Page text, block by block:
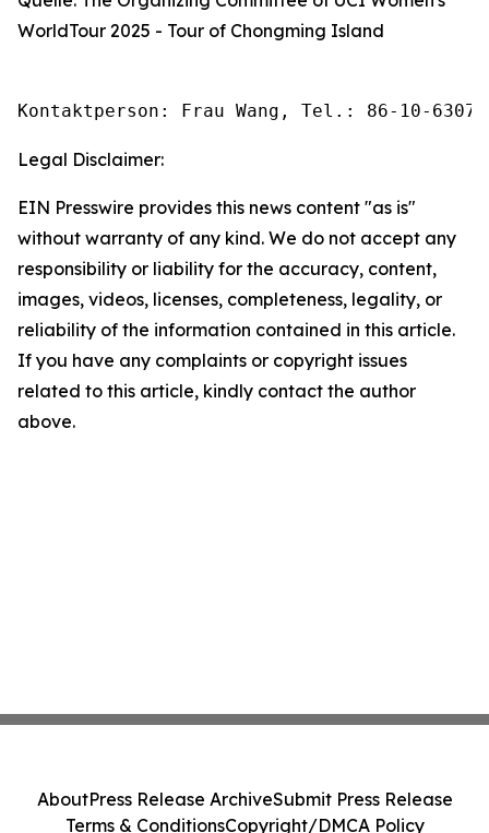
WorldTour 2025 - Tour of Chongming Island
Kontaktperson: Frau Wang, Tel.: 86-10-
Legal Disclaimer:
EIN Presswire provides this news content "as is"
without warranty of any kind. We do not accept any
responsibility or liability for the accuracy, content,
images, videos, licenses, completeness, legality, or
reliability of the information contained in this article.
If you have any complaints or copyright issues
related to this article, kindly contact the author
above.
AboutPress Release ArchiveSubmit Press Release
Terms & ConditionsCopyright/DMCA Policy